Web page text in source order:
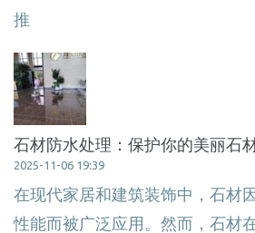
推
石材防水处理：保护你的美丽石
2025-11-06 19:39
在现代家居和建筑装饰中，石材
性能而被广泛应用。然而，石材